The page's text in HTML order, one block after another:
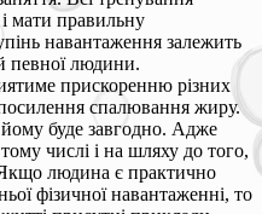
мати правильну
навантаження залежить
певної людини.
прискоренню різних
посилення спалювання жиру.
буде завгодно. Адже
числі і на шляху до того,
людина є практично
фізичної навантаженні, то